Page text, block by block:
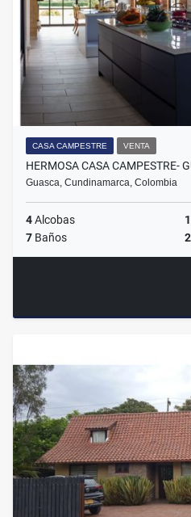
CASA CAMPESTRE VENTA
HERMOSA CASA CAMPESTRE-
Guasca, Cundinamarca, Colombia
4Alcobas
7 Baños